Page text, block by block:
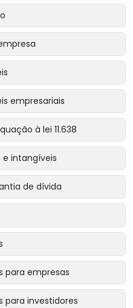
empresariais
à lei 11.638
intangíveis
de dívida
para empresas
para investidores